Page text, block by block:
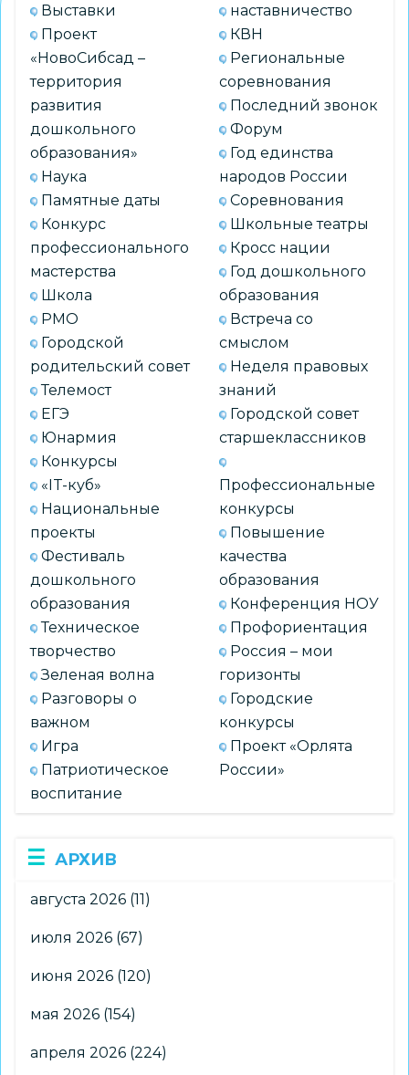
научно-
практической
конференции
НОУ
«Сибирь»
Калининском
Выставки
Проект
«НовоСибсад –
территория
развития
дошкольного
образования»
Наука
Памятные даты
Конкурс
профессионального
мастерства
Школа
РМО
Городской
родительский совет
Телемост
ЕГЭ
Юнармия
Конкурсы
«IT-куб»
Национальные
проекты
Фестиваль
дошкольного
образования
Техническое
творчество
Зеленая волна
Разговоры о
важном
Игра
Патриотическое
воспитание
наставничество
КВН
Региональные
соревнования
Последний звонок
Форум
Год единства
народов России
Соревнования
Школьные театры
Кросс нации
Год дошкольного
образования
Встреча со
смыслом
Неделя правовых
знаний
Городской совет
старшеклассников
Профессиональные
конкурсы
Повышение
качества
образования
Конференция НОУ
Профориентация
Россия – мои
горизонты
Городские
конкурсы
Проект «Орлята
России»
АРХИВ
августа 2026 (11)
июля 2026 (67)
июня 2026 (120)
мая 2026 (154)
апреля 2026 (224)